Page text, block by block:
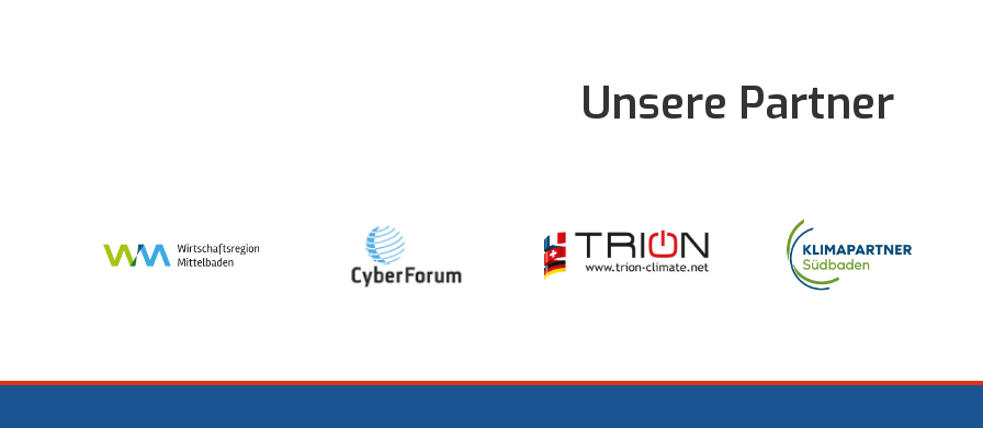
Unsere Partner